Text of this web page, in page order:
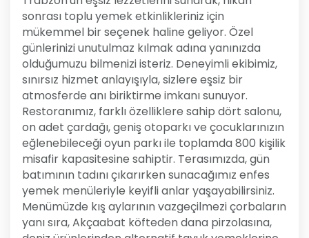
sonrası toplu yemek etkinlikleriniz için
mükemmel bir seçenek haline geliyor. Özel
günlerinizi unutulmaz kılmak adına yanınızda
olduğumuzu bilmenizi isteriz. Deneyimli ekibimiz,
sınırsız hizmet anlayışıyla, sizlere eşsiz bir
atmosferde anı biriktirme imkanı sunuyor.
Restoranımız, farklı özelliklere sahip dört salonu,
on adet çardağı, geniş otoparkı ve çocuklarınızın
eğlenebileceği oyun parkı ile toplamda 800 kişilik
misafir kapasitesine sahiptir. Terasımızda, gün
batımının tadını çıkarırken sunacağımız enfes
yemek menüleriyle keyifli anlar yaşayabilirsiniz.
Menümüzde kış aylarının vazgeçilmezi çorbaların
yanı sıra, Akçaabat köfteden dana pirzolasına,